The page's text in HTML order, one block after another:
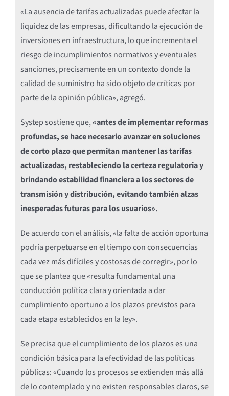
«La ausencia de tarifas actualizadas puede afectar la
liquidez de las empresas, dificultando la ejecución de
inversiones en infraestructura, lo que incrementa el
riesgo de incumplimientos normativos y eventuales
sanciones, precisamente en un contexto donde la
calidad de suministro ha sido objeto de críticas por
parte de la opinión pública», agregó.
Systep sostiene que,«antes de implementar reformas
profundas, se hace necesario avanzar en soluciones
de corto plazo que permitan mantener las tarifas
actualizadas, restableciendo la certeza regulatoria y
brindando estabilidad financiera a los sectores de
transmisión y distribución, evitando también alzas
inesperadas futuras para los usuarios».
De acuerdo con el análisis, «la falta de acción oportuna
podría perpetuarse en el tiempo con consecuencias
cada vez más difíciles y costosas de corregir», por lo
que se plantea que «resulta fundamental una
conducción política clara y orientada a dar
cumplimiento oportuno a los plazos previstos para
cada etapa establecidos en la ley».
Se precisa que el cumplimiento de los plazos es una
condición básica para la efectividad de las políticas
públicas: «Cuando los procesos se extienden más allá
de lo contemplado y no existen responsables claros, se